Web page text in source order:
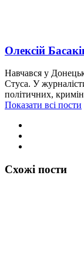
Олексій
Навчався у
Стуса. У
політичних,
Показати всі пости
Схожі пости